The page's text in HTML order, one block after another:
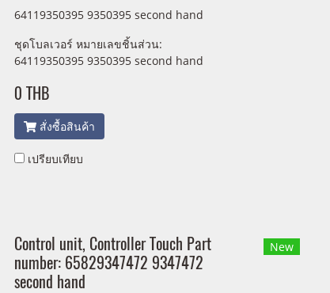
64119350395 9350395 second hand
ชุดโบลเวอร์ หมายเลขชิ้นส่วน:
64119350395 9350395 second hand
0 THB
สั่งซื้อสินค้า
เปรียบเทียบ
Control unit, Controller Touch Part
number: 65829347472 9347472
second hand
New